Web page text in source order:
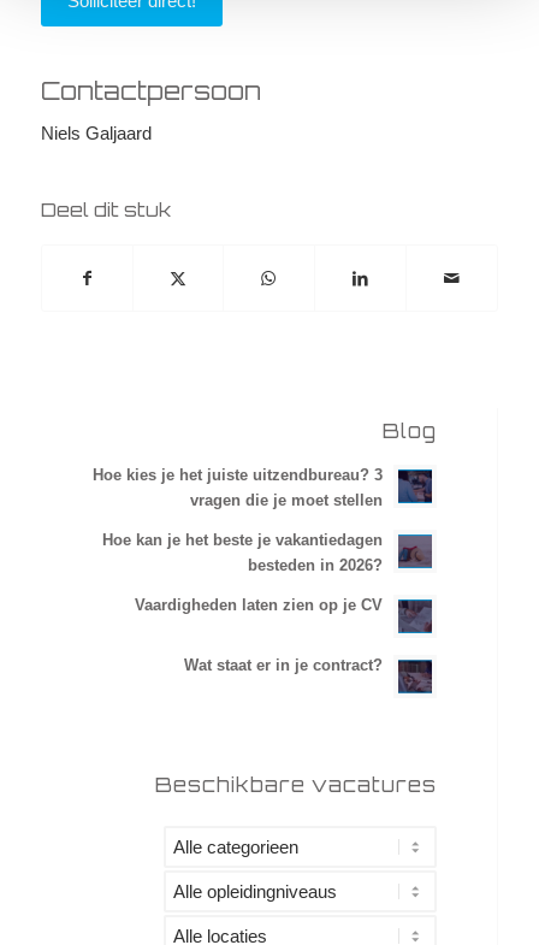
Contactpersoon
Niels Galjaard
Deel dit stuk
Blog
Hoe kies je het juiste uitzendbureau? 3
vragen die je moet stellen
Hoe kan je het beste je vakantiedagen
besteden in 2026?
Vaardigheden laten zien op je CV
Wat staat er in je contract?
Beschikbare vacatures